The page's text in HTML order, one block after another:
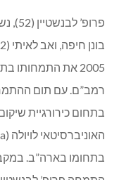
2005 את התמחותו
רמב”ם. עם תום
בתחום כירורגיית
בתחומו בארה”ב.